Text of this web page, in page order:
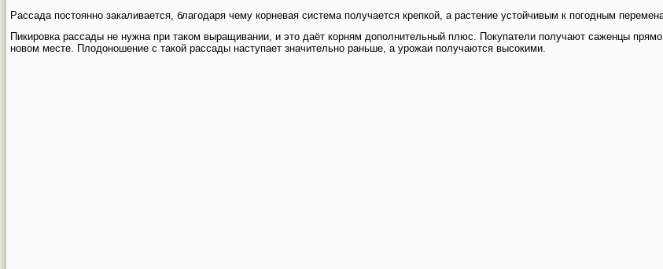
Рассада постоянно закаливается, благодаря чему корневая система получается крепкой, а растение устойчивым к погодным
Пикировка рассады не нужна при таком выращивании, и это даёт корням дополнительный плюс. Покупатели получают саженцы
новом месте. Плодоношение с такой рассады наступает значительно раньше, а урожаи получаются высокими.